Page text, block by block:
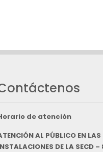
de atención
AL PÚBLICO EN LAS
DE LA SECD –